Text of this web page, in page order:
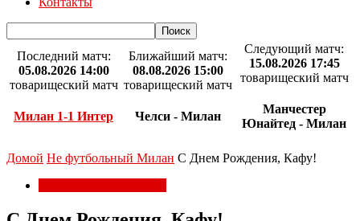
Последний матч:
05.08.2026 14:00
товарищеский матч
Милан 1-1 Интер
Ближайший матч:
08.08.2026 15:00
товарищеский матч
Челси - Милан
Следующий матч:
15.08.2026 17:45
товарищеский матч
Манчестер
Юнайтед - Милан
Домой Не футбольный Милан С Днем Рождения, Кафу!